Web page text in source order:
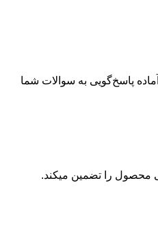
7روز هفته آماده پاسخ‌گویی به سوالات شما
محصول را تضمین میکند.